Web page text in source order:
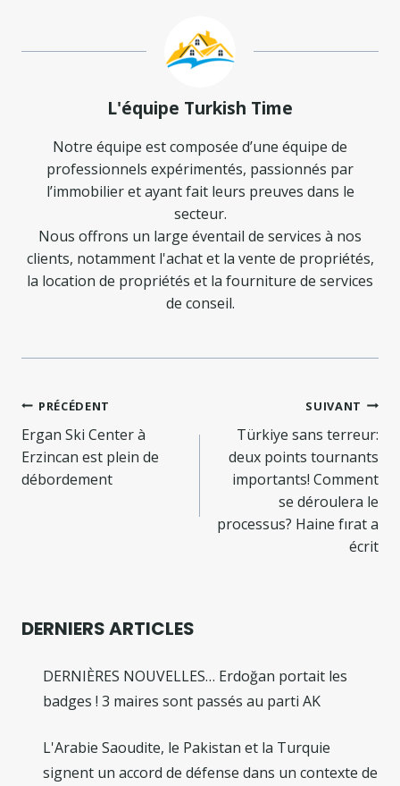
L'équipe Turkish Time
Notre équipe est composée d’une équipe de
professionnels expérimentés, passionnés par
l’immobilier et ayant fait leurs preuves dans le
secteur.
Nous offrons un large éventail de services à nos
clients, notamment l'achat et la vente de propriétés,
la location de propriétés et la fourniture de services
de conseil.
Navigation
de
l’article
PRÉCÉDENT
Ergan Ski Center à
Erzincan est plein de
débordement
SUIVANT
Türkiye sans terreur:
deux points tournants
importants! Comment
se déroulera le
processus? Haine fırat a
écrit
DERNIERS ARTICLES
DERNIÈRES NOUVELLES… Erdoğan portait les
badges ! 3 maires sont passés au parti AK
L'Arabie Saoudite, le Pakistan et la Turquie
signent un accord de défense dans un contexte de